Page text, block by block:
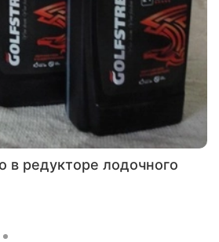
в редукторе лодочного